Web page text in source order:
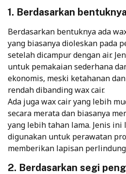
1. Berdasarkan bentuknya
Berdasarkan bentuknya ada
yang biasanya dioleskan pada
setelah dicampur dengan air.
untuk pemakaian sederhana
ekonomis, meski ketahanan
rendah dibanding wax cair.
Ada juga wax cair yang lebih
secara merata dan biasanya
yang lebih tahan lama. Jenis ini
digunakan untuk perawatan
memberikan lapisan
2. Berdasarkan segi